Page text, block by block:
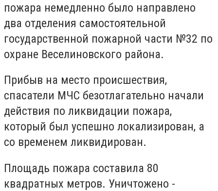
пожара немедленно было направлено
два отделения самостоятельной
государственной пожарной части №32 по
охране Веселиновского района.
Прибыв на место происшествия,
спасатели МЧС безотлагательно начали
действия по ликвидации пожара,
который был успешно локализирован, а
со временем ликвидирован.
Площадь пожара составила 80
квадратных метров. Уничтожено -